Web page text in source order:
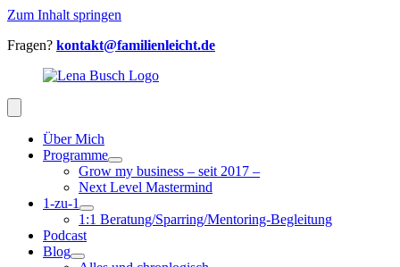
Zum Inhalt springen
Fragen? kontakt@familienleicht.de
Über Mich
Programme
Grow my business – seit 2017 –
Next Level Mastermind
1-zu-1
1:1 Beratung/Sparring/Mentoring-Begleitung
Podcast
Blog